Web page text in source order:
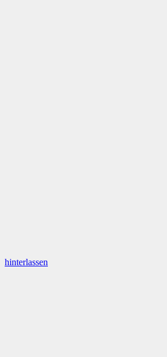
hinterlassen